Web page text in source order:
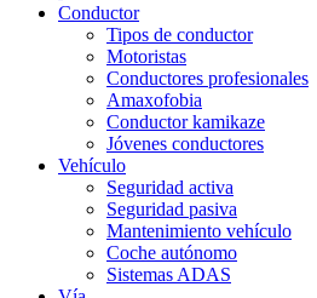
Conductor
Tipos de conductor
Motoristas
Conductores profesionales
Amaxofobia
Conductor kamikaze
Jóvenes conductores
Vehículo
Seguridad activa
Seguridad pasiva
Mantenimiento vehículo
Coche autónomo
Sistemas ADAS